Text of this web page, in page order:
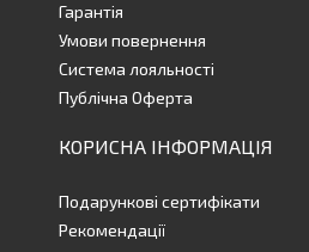
Гарантія
Умови повернення
Система лояльності
Публічна Оферта
КОРИСНА ІНФОРМАЦІЯ
Подарункові сертифікати
Рекомендації